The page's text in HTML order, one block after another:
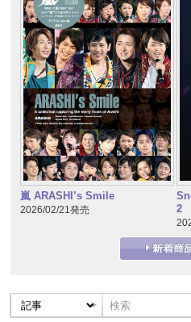
嵐 ARASHI’s Smile
2026/02/21発売
2